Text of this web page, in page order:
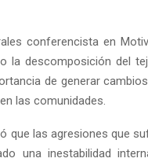
conferencista en
la descomposición del
de generar
las comunidades.
que las agresiones que
una inestabilidad